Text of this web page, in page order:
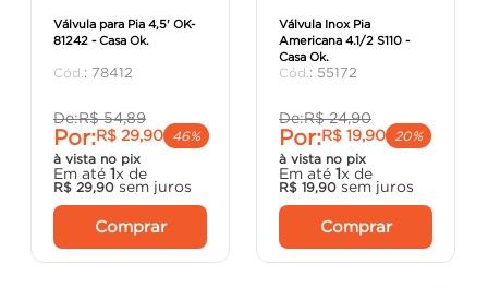
Válvula para Pia 4,5' OK-
81242 - Casa Ok.
: 78412
De:R$ 54,89
Por:R$ 29,90
46%
à vista no pix
Em até 1x de
R$ 29,90 sem juros
Comprar
Válvula Inox Pia
Americana 4.1/2 S110 -
Casa Ok.
: 55172
De:R$ 24,90
Por:R$ 19,90
20%
à vista no pix
Em até 1x de
R$ 19,90 sem juros
Comprar
porta
º cimento